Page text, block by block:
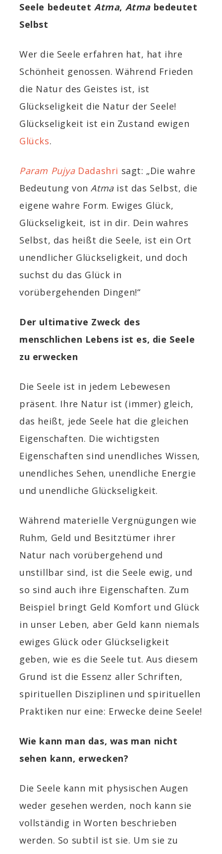
Seele bedeutet Atma, Atma bedeutet
Selbst
Wer die Seele erfahren hat, hat ihre
Schönheit genossen. Während Frieden
die Natur des Geistes ist, ist
Glückseligkeit die Natur der Seele!
Glückseligkeit ist ein Zustand ewigen
Glücks.
Param PujyaDadashri sagt: „Die wahre
Bedeutung vonAtmaist das Selbst, die
eigene wahre Form. Ewiges Glück,
Glückseligkeit, ist in dir. Dein wahres
Selbst, das heißt die Seele, ist ein Ort
unendlicher Glückseligkeit, und doch
suchst du das Glück in
vorübergehenden Dingen!“
Der ultimative Zweck des
menschlichen Lebens ist es, die Seele
zu erwecken
Die Seele ist in jedem Lebewesen
präsent. Ihre Natur ist (immer) gleich,
das heißt, jede Seele hat die gleichen
Eigenschaften. Die wichtigsten
Eigenschaften sind unendliches Wissen,
unendliches Sehen, unendliche Energie
und unendliche Glückseligkeit.
Während materielle Vergnügungen wie
Ruhm, Geld und Besitztümer ihrer
Natur nach vorübergehend und
unstillbar sind, ist die Seele ewig, und
so sind auch ihre Eigenschaften. Zum
Beispiel bringt Geld Komfort und Glück
in unser Leben, aber Geld kann niemals
ewiges Glück oder Glückseligkeit
geben, wie es die Seele tut. Aus diesem
Grund ist die Essenz aller Schriften,
spirituellen Disziplinen und spirituellen
Praktiken nur eine: Erwecke deine Seele!
Wie kann man das, was man nicht
sehen kann, erwecken?
Die Seele kann mit physischen Augen
weder gesehen werden, noch kann sie
vollständig in Worten beschrieben
werden. So subtil ist sie. Um sie zu